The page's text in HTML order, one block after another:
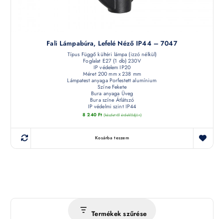
Fali Lámpabúra, Lefelé Néző IP44 – 7047
Típus Függő kültéri lámpa (izzó nélkül)
Foglalat E27 (1 db) 230V
IP védelem IP20
Méret 200 mm x 238 mm
Lámpatest anyaga Porfestett alumínium
Színe Fekete
Bura anyaga Üveg
Bura színe Átlátszó
IP védelmi szint IP44
8 240 Ft (készletről érdeklődjön)
Kosárba teszem
Termékek szűrése